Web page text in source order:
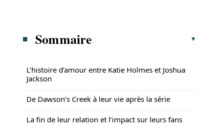
Sommaire
L’histoire d’amour entre Katie Holmes et Joshua
Jackson
De Dawson’s Creek à leur vie après la série
La fin de leur relation et l’impact sur leurs fans